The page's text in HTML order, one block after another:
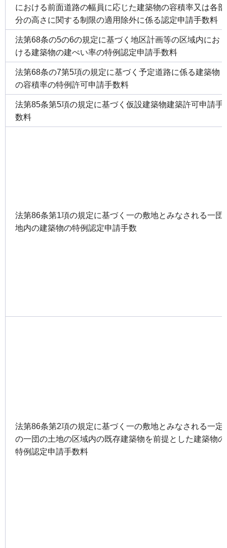
における前面道路の幅員に応じた建築物の容積率又は各部
分の高さに関する制限の適用除外に係る認定申請手数料
法第68条の5の6の規定に基づく地区計画等の区域内にお
ける建築物の建ぺい率の特例認定申請手数料
法第68条の7第5項の規定に基づく予定道路に係る建築物
の容積率の特例許可申請手数料
法第85条第5項の規定に基づく仮設建築物建築許可申請手
数料
法第86条第1項の規定に基づく一の敷地とみなされる一団
地内の建築物の特例認定申請手数
法第86条第2項の規定に基づく一の敷地とみなされる一定
の一団の土地の区域内の既存建築物を前提とした建築物の
特例認定申請手数料